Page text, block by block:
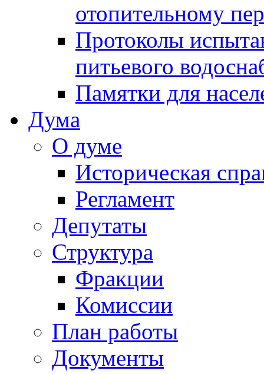
отопительному
Протоколы
питьевого
Памятки для
Дума
О думе
Историческая
Регламент
Депутаты
Структура
Фракции
Комиссии
План работы
Документы